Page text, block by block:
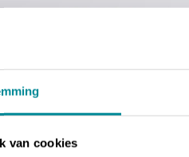
van cookies
M511